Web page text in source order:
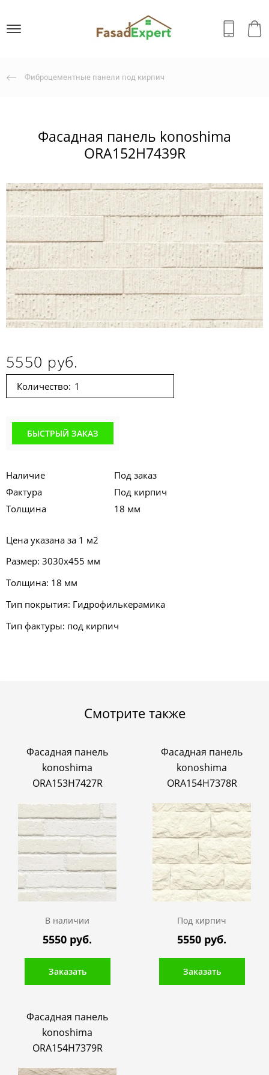
Фиброцементные панели под кирпич
Фасадная панель konoshima
ORA152H7439R
5550 руб.
Количество:
БЫСТРЫЙ ЗАКАЗ
Наличие
Под заказ
Фактура
Под кирпич
Толщина
18 мм
Цена указана за 1 м2
Размер: 3030х455 мм
Толщина: 18 мм
Тип покрытия: Гидрофилькерамика
Тип фактуры: под кирпич
Смотрите также
Фасадная панель
konoshima
ORA153H7427R
В наличии
5550 руб.
Заказать
Фасадная панель
konoshima
ORA154H7378R
Под кирпич
5550 руб.
Заказать
Фасадная панель
konoshima
ORA154H7379R